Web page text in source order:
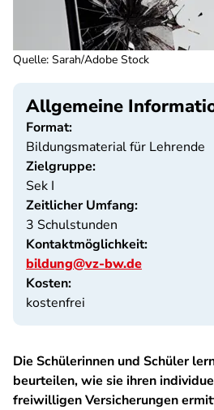
Quelle: Sarah/Adobe Stock
Allgemeine
Format:
Bildungsmaterial für Lehrende
Zielgruppe:
Sek I
Zeitlicher Umfang:
3 Schulstunden
Kontaktmöglichkeit:
bildung@vz-bw.de
Kosten:
kostenfrei
Die Schülerinnen und Schüler
beurteilen, wie sie ihren
freiwilligen Versicherungen